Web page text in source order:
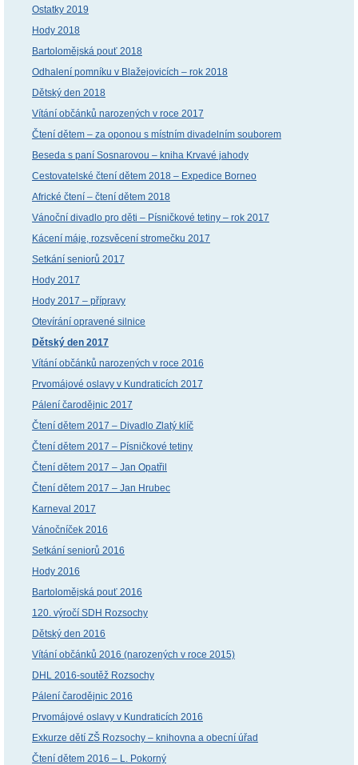
Ostatky 2019
Hody 2018
Bartolomějská pouť 2018
Odhalení pomníku v Blažejovicích – rok 2018
Dětský den 2018
Vítání občánků narozených v roce 2017
Čtení dětem – za oponou s místním divadelním souborem
Beseda s paní Sosnarovou – kniha Krvavé jahody
Cestovatelské čtení dětem 2018 – Expedice Borneo
Africké čtení – čtení dětem 2018
Vánoční divadlo pro děti – Písničkové tetiny – rok 2017
Kácení máje, rozsvěcení stromečku 2017
Setkání seniorů 2017
Hody 2017
Hody 2017 – přípravy
Otevírání opravené silnice
Dětský den 2017
Vítání občánků narozených v roce 2016
Prvomájové oslavy v Kundraticích 2017
Pálení čarodějnic 2017
Čtení dětem 2017 – Divadlo Zlatý klíč
Čtení dětem 2017 – Písničkové tetiny
Čtení dětem 2017 – Jan Opatřil
Čtení dětem 2017 – Jan Hrubec
Karneval 2017
Vánočníček 2016
Setkání seniorů 2016
Hody 2016
Bartolomějská pouť 2016
120. výročí SDH Rozsochy
Dětský den 2016
Vítání občánků 2016 (narozených v roce 2015)
DHL 2016-soutěž Rozsochy
Pálení čarodějnic 2016
Prvomájové oslavy v Kundraticích 2016
Exkurze dětí ZŠ Rozsochy – knihovna a obecní úřad
Čtení dětem 2016 – L. Pokorný